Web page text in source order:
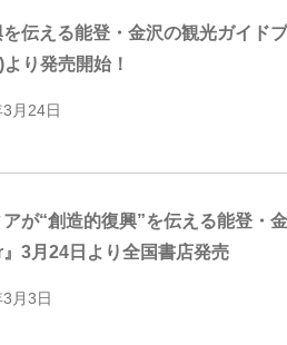
伝える能登・金沢の観光ガイド
り発売開始！
月24日
が“創造的復興”を伝える能登・
3月24日より全国書店発売
月3日